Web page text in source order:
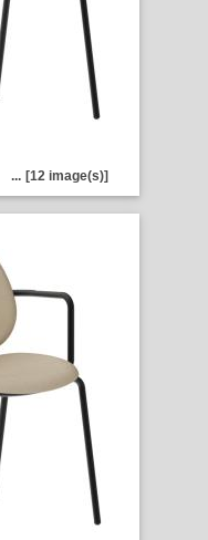
... [12 image(s)]